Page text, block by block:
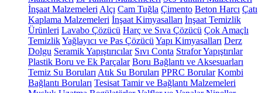
İnşaat Malzemeleri Alçı Cam Tuğla Çimento Beton Harcı Çatı
Kaplama Malzemeleri İnşaat Kimyasalları İnşaat Temizlik
Ürünleri Lavabo Çözücü Harç ve Sıva Çözücü Çok Amaçlı
TemizlikYağlayıcı ve Pas Çözücü Yapı Kimyasalları Derz
Dolgu Seramik Yapıştırıcılar Sıvı Conta Strafor Yapıştırılar
Plastik Boru ve Ek Parçalar Boru Bağlantı ve Aksesuarları
Temiz Su Boruları Atık Su Boruları PPRC Borular Kombi
Bağlantı Boruları Tesisat Tamir ve Bağlantı Malzemeleri